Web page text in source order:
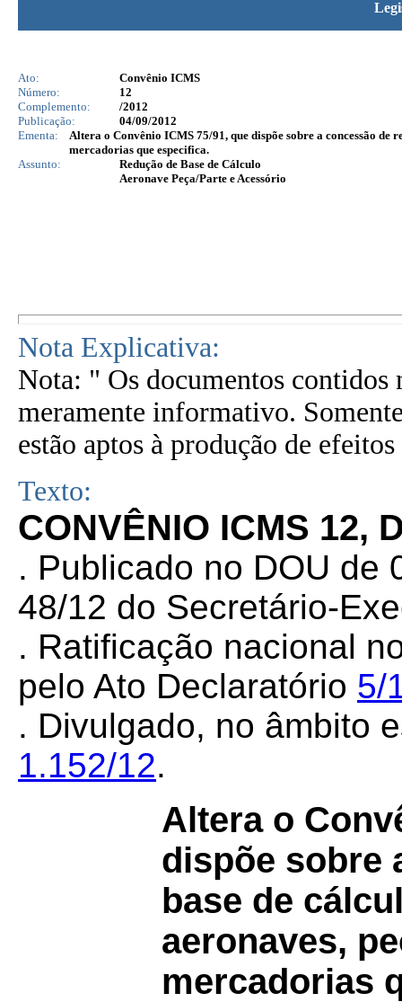
Ato:
Convênio ICMS
Número:
12
Complemento:
/2012
Publicação:
04/09/2012
Ementa:
Altera o Convênio ICMS 75/91, que dispõe sobre a concessão de
mercadorias que especifica.
Assunto:
Redução de Base de Cálculo
Aeronave Peça/Parte e Acessório
Nota Explicativa:
Nota: " Os documentos contidos
meramente informativo.
estão aptos à produção de
Texto:
CONVÊNIO ICMS 12,
. Publicado no DOU de
48/12 do Secretário-
. Ratificação nacional
pelo Ato Declaratório 5/
. Divulgado, no âmbito
1.152/12.
Altera o
dispõe sobre
base de
aeronaves,
mercadorias